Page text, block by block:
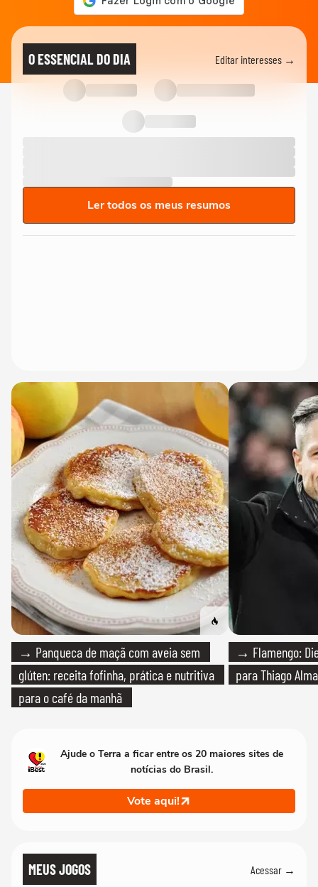
O ESSENCIAL DO DIA Editar interesses →
Ler todos os meus resumos
→ Panqueca de maçã com aveia sem
glúten: receita fofinha, prática e nutritiva
para o café da manhã
→ Flamengo:
para Thiago
Ajude o Terra a ficar entre os 20 maiores sites de
notícias do Brasil.
Vote aqui!
MEUS JOGOS Acessar →